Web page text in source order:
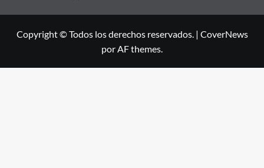
Copyright © Todos los derechos reservados. | CoverNews
por AF themes.